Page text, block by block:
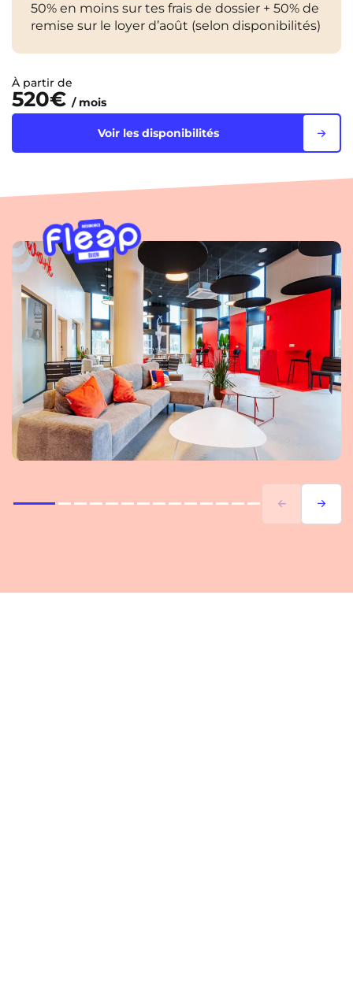
PrécédentSuivant
50% en moins sur tes frais de dossier + 50% de
remise sur le loyer d’août (selon disponibilités)
À partir de
520€ / mois
Voir les disponibilités